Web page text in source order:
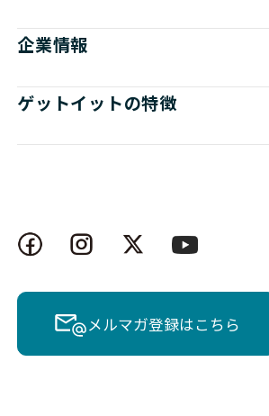
企業情報
ゲットイットの特徴
メルマガ登録はこちら